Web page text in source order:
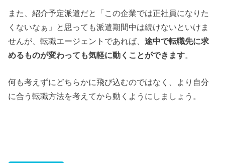
また、紹介予定派遣だと「この企業では正社員になりた
くないなぁ」と思っても派遣期間中は続けないといけま
せんが、転職エージェントであれば、途中で転職先に求
めるものが変わっても気軽に動くことができます。
何も考えずにどちらかに飛び込むのではなく、より自分
に合う転職方法を考えてから動くようにしましょう。